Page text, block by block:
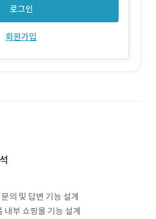
로그인
회원가입
의 및 답변 기능 설계
내부 쇼핑몰 기능 설계